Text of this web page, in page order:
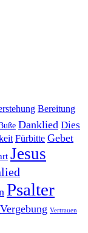
Bereitung
Danklied Dies
Fürbitte Gebet
Jesus
Psalter
Vergebung Vertrauen